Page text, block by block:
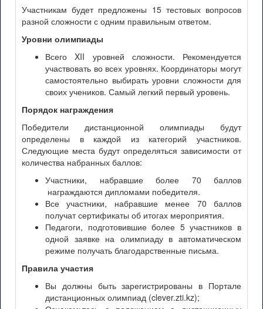
Участникам будет предложены 15 тестовых вопросов
разной сложности с одним правильным ответом.
Уровни олимпиады
Всего XII уровней сложности. Рекомендуется
участвовать во всех уровнях. Координаторы могут
самостоятельно выбирать уровни сложности для
своих учеников. Самый легкий первый уровень.
Порядок награждения
Победители дистанционной олимпиады будут
определены в каждой из категорий участников.
Следующие места будут определяться зависимости от
количества набранных баллов:
Участники, набравшие более 70 баллов
награждаются дипломами победителя.
Все участники, набравшие менее 70 баллов
получат сертификаты об итогах мероприятия.
Педагоги, подготовившие более 5 участников в
одной заявке на олимпиаду в автоматическом
режиме получать благодарственные письма.
Правила участия
Вы должны быть зарегистрированы в Портале
дистанционных олимпиад (clever.zti.kz);